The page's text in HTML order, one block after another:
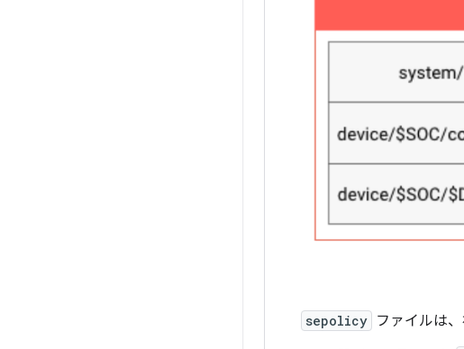
sepolicy ファイルは